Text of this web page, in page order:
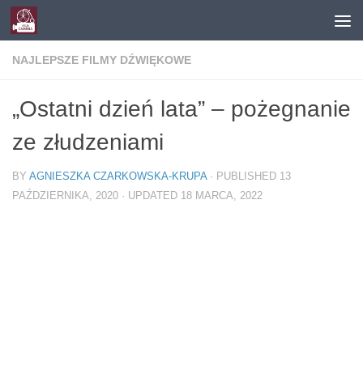
Skip to content
NAJLEPSZE FILMY DŹWIĘKOWE
„Ostatni dzień lata” – pożegnanie
ze złudzeniami
BY AGNIESZKA CZARKOWSKA-KRUPA · PUBLISHED 13
PAŹDZIERNIKA, 2020 · UPDATED 18 MARCA, 2022